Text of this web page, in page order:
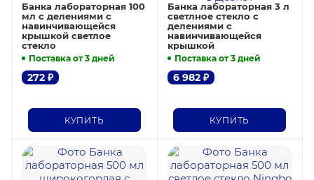
Банка лабораторная 100
мл с делениями с
навинчивающейся
крышкой светлое
стекло
Поставка от 3 дней
272 ₽
КУПИТЬ
Банка лабораторная 3 л
светлное стекло с
делениями с
навинчивающейся
крышкой
Поставка от 3 дней
6 982₽
КУПИТЬ